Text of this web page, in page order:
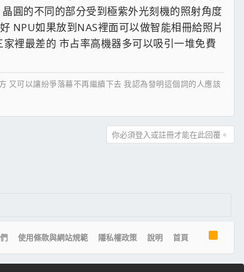
晶圓的不同的部分受到極紫外光刻機的照射角度
NPU如果放到NAS裡面可以做智能相冊給照片
裡最差的 市占率高機器多可以吸引一堆免費
又可以讓紛爭落幕不再繼續下去 我認為發明這個詞的人應該
你必須登入或註冊才能在此回覆。
使用條款與網站規範 隱私權政策 說明 首頁